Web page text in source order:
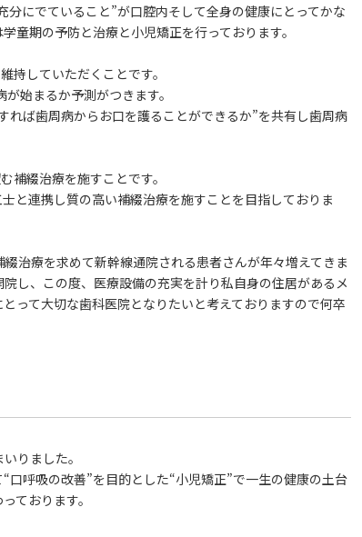
にでていること”が口腔内そして全身の健康にとってかな
童期の予防と治療と小児矯正を行っております。
していただくことです。
始まるか予測がつきます。
ば歯周病からお口を護ることができるか”を共有し歯周病
綴治療を施すことです。
と連携し質の高い補綴治療を施すことを目指しておりま
治療を求めて新幹線通院される患者さんが年々増えてきま
し、この度、医療設備の充実を計り私自身の住居があるメ
って大切な歯科医院となりたいと考えておりますので何卒
りました。
呼吸の改善”を目的とした“小児矯正”で一生の健康の土台
ております。